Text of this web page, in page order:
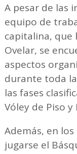
A pesar de las
equipo de
capitalina, que
Ovelar, se
aspectos
durante toda
las fases
Vóley de Piso y
Además, en
jugarse el